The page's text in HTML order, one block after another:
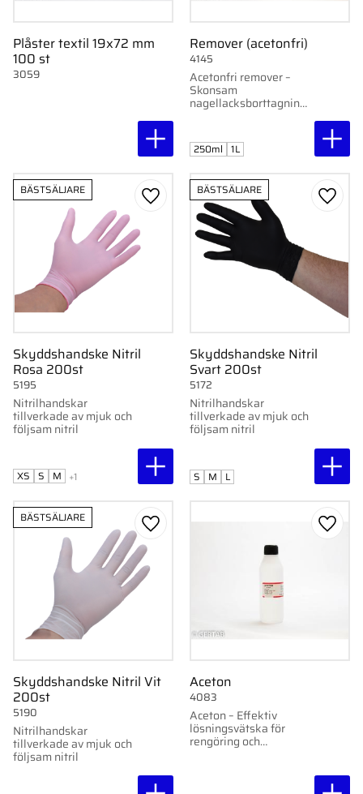
Plåster textil 19x72 mm
100 st
3059
Remover (acetonfri)
Acetonfri remover –
Skonsam
nagellacksborttagning
som inte löser upp
4145
250ml 1L
Skyddshandske Nitril
Rosa 200st
Nitrilhandskar
tillverkade av mjuk och
följsam nitril
5195
BÄSTSÄLJARE
Lägg till i favoriter
XS S M +1
Skyddshandske Nitril
Svart 200st
Nitrilhandskar
tillverkade av mjuk och
följsam nitril
5172
BÄSTSÄLJARE
Lägg
S M L
Skyddshandske Nitril Vit
200st
Nitrilhandskar
tillverkade av mjuk och
följsam nitril
5190
BÄSTSÄLJARE
Lägg till i favoriter
Aceton
Aceton – Effektiv
lösningsvätska för
rengöring och
4083
Lägg